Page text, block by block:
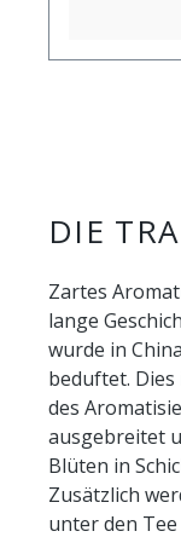
DIE
Zartes
lange
wurde in
beduftet.
des
ausgebreitet
Blüten in
Zusätzlich
unter den